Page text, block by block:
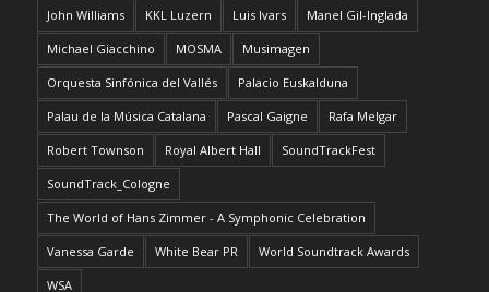
John Williams KKL Luzern Luis Ivars Manel Gil-Inglada
Michael Giacchino MOSMA Musimagen
Orquesta Sinfónica del Vallés Palacio Euskalduna
Palau de la Música Catalana Pascal Gaigne Rafa Melgar
Robert Townson Royal Albert Hall SoundTrackFest
SoundTrack_Cologne
The World of Hans Zimmer - A Symphonic Celebration
Vanessa Garde White Bear PR World Soundtrack Awards
WSA